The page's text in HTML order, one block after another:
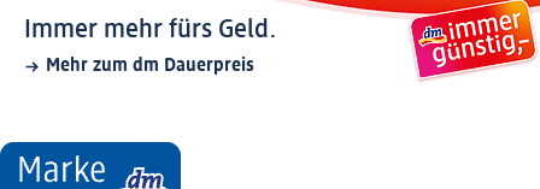
Immer mehr fürs Geld.
Mehr zum dm Dauerpreis